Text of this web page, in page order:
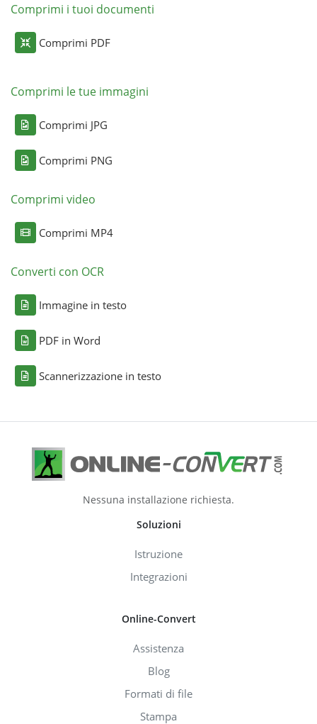
Comprimi i tuoi documenti
Comprimi PDF
Comprimi le tue immagini
Comprimi JPG
Comprimi PNG
Comprimi video
Comprimi MP4
Converti con OCR
Immagine in testo
PDF in Word
Scannerizzazione in testo
Nessuna installazione richiesta.
Soluzioni
Istruzione
Integrazioni
Online-Convert
Assistenza
Blog
Formati di file
Stampa